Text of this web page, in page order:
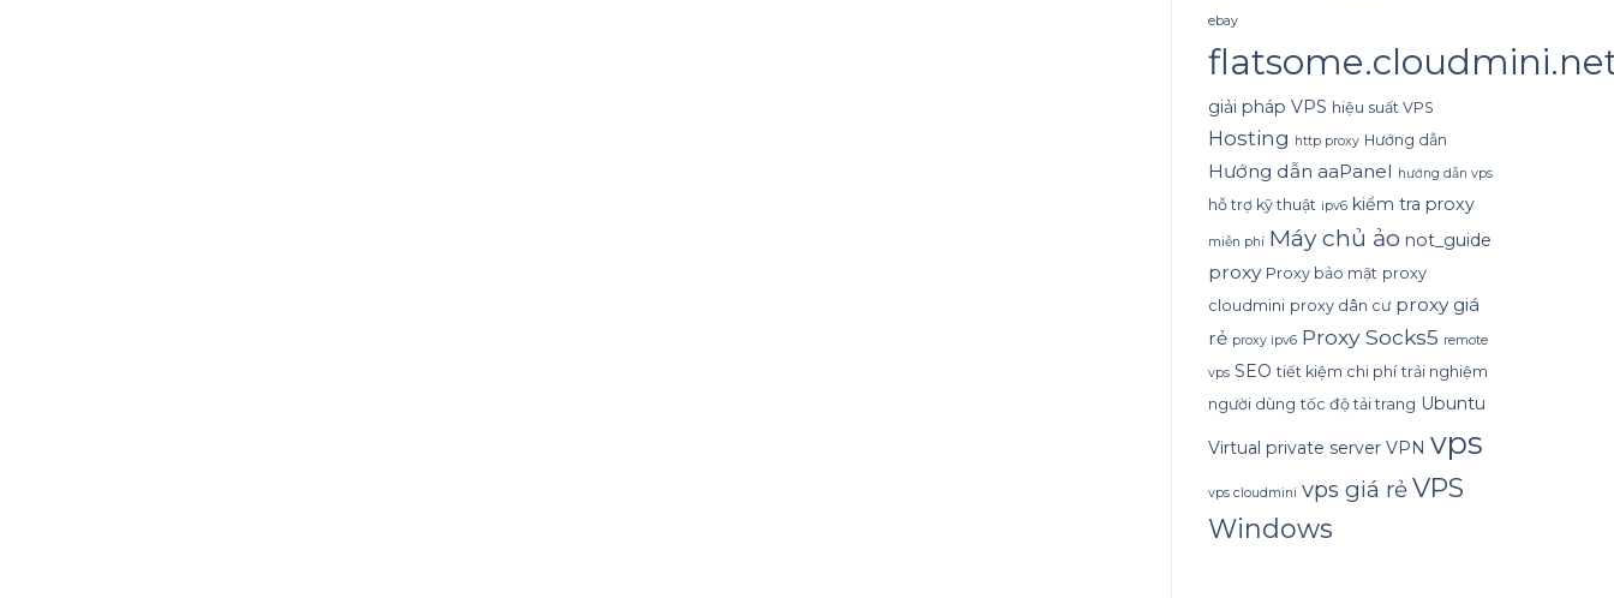
ebay
giải pháp VPS hiệu suất VPS
Hosting http proxy Hướng dẫn
Hướng dẫn aaPanel hướng dẫn vps
hỗ trợ kỹ thuật ipv6 kiểm tra proxy
miễn phí Máy chủ ảo not_guide
proxy Proxy bảo mật proxy
cloudmini proxy dân cư proxy giá
rẻ proxy ipv6 Proxy Socks5 remote
vps SEO tiết kiệm chi phí trải nghiệm
người dùng tốc độ tải trang Ubuntu
Virtual private server VPN vps
vps cloudmini vps giá rẻVPS
Windows